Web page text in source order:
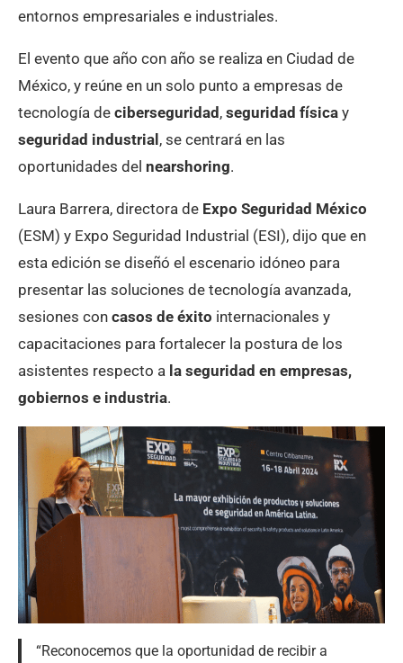
entornos empresariales e industriales.
El evento que año con año se realiza en Ciudad de
México, y reúne en un solo punto a empresas de
tecnología de ciberseguridad , seguridad física y
seguridad industrial , se centrará en las
oportunidades del nearshoring.
Laura Barrera, directora de Expo Seguridad México
(ESM) y Expo Seguridad Industrial (ESI), dijo que en
esta edición se diseñó el escenario idóneo para
presentar las soluciones de tecnología avanzada,
sesiones con casos de éxito internacionales y
capacitaciones para fortalecer la postura de los
asistentes respecto a la seguridad en empresas,
gobiernos e industria.
“Reconocemos que la oportunidad de recibir a